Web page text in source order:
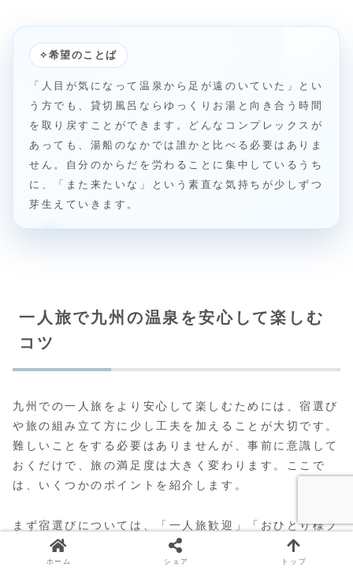
✧希望のことば
「人目が気になって温泉から足が遠のいていた」とい
う方でも、貸切風呂ならゆっくりお湯と向き合う時間
を取り戻すことができます。どんなコンプレックスが
あっても、湯船のなかでは誰かと比べる必要はありま
せん。自分のからだを労わることに集中しているうち
に、「また来たいな」という素直な気持ちが少しずつ
芽生えていきます。
一人旅で九州の温泉を安心して楽しむ
コツ
九州での一人旅をより安心して楽しむためには、宿選び
や旅の組み立て方に少し工夫を加えることが大切です。
難しいことをする必要はありませんが、事前に意識して
おくだけで、旅の満足度は大きく変わります。ここで
は、いくつかのポイントを紹介します。
まず宿選びについては、「一人旅歓迎」「おひとり様プ
ラン」などの表記がある宿を優先して探すと良いでしょ
う。口コミで「一人旅で利用しました」「女性一人でも
ホーム シェア トップ